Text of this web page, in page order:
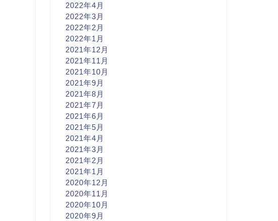
2022年4月
2022年3月
2022年2月
2022年1月
2021年12月
2021年11月
2021年10月
2021年9月
2021年8月
2021年7月
2021年6月
2021年5月
2021年4月
2021年3月
2021年2月
2021年1月
2020年12月
2020年11月
2020年10月
2020年9月